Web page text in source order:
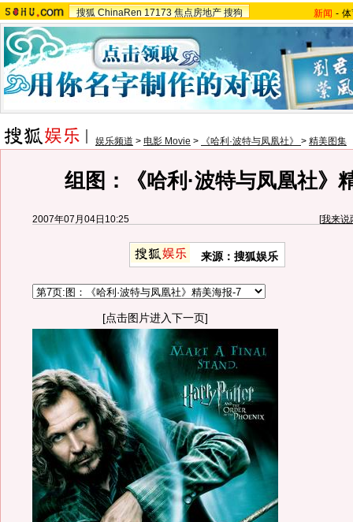
搜狐 ChinaRen 17173 焦点房地产 搜狗 新闻 -
娱乐频道 > 电影 Movie > 《哈利·波特与凤凰社》 > 精美图集
组图：《哈利·波特与凤凰社》
2007年07月04日10:25 [我来说
来源：搜狐娱乐
[点击图片进入下一页]